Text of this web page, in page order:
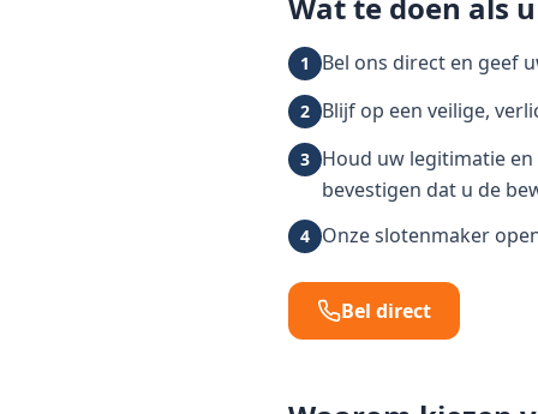
1 Bel ons direct en geef
2 Blijf op een veilige,
3 Houd uw legitimatie
bevestigen dat u de
4 Onze slotenmaker
Bel direct